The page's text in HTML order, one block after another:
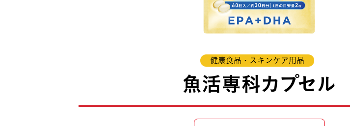
健康食品・スキンケア用品
魚活専科カプセル